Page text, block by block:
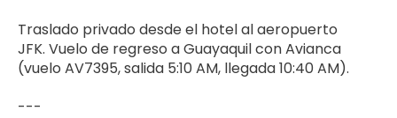
Traslado privado desde el hotel al aeropuerto
JFK. Vuelo de regreso a Guayaquil con Avianca
(vuelo AV7395, salida 5:10 AM, llegada 10:40 AM).
---